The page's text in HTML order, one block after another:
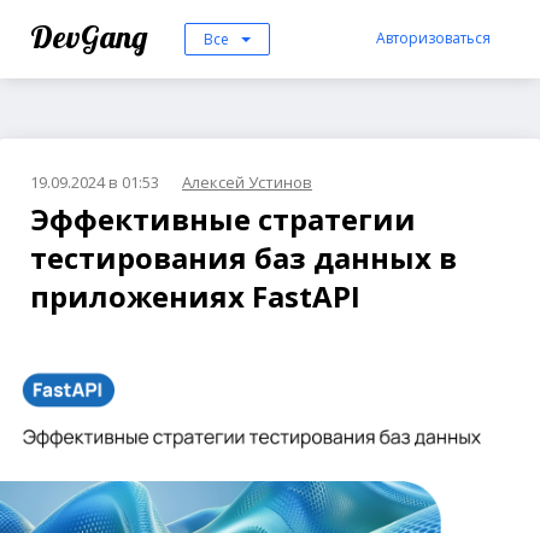
DevGang Все Авторизоваться
19.09.2024 в 01:53 Алексей Устинов
Эффективные стратегии
тестирования баз данных в
приложениях FastAPI